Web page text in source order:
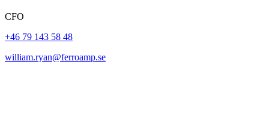
CFO
+46 79 143 58 48
william.ryan@ferroamp.se